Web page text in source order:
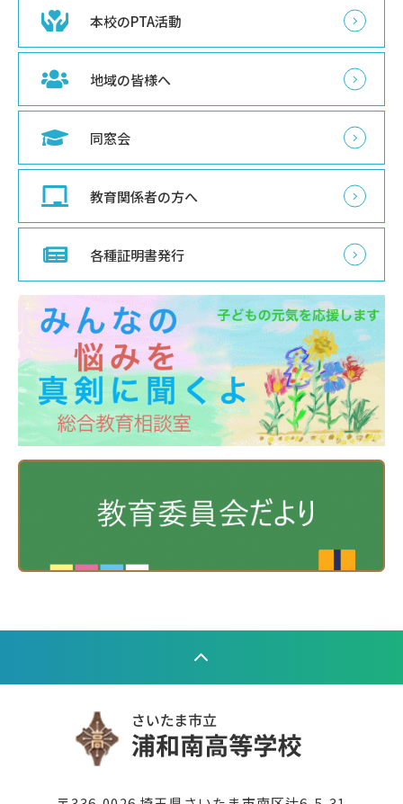
本校のPTA活動
地域の皆様へ
同窓会
教育関係者の方へ
各種証明書発行